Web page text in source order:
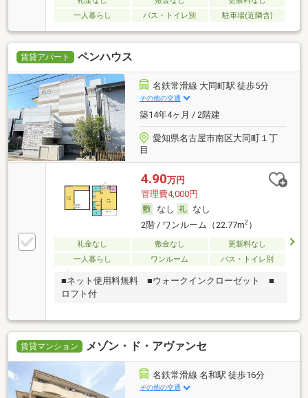
一人暮らし
バス・トイレ別 駐車場(近隣含)
賃貸アパート ペンハウス
名鉄常滑線 大同町駅 徒歩5分
その他の交通
築14年4ヶ月 / 2階建
愛知県名古屋市南区大同町１丁
目
4.90万円
管理費4,000円
なし
なし
2階 / ワンルーム（22.77m2）
礼金なし 敷金なし
更新料なし
一人暮らし
ワンルーム バス・トイレ別
■ネット使用料無料 ■ウォークインクローゼット ■
ロフト付
賃貸マンション メゾン・ド・アヴァンセ
名鉄常滑線 名和駅 徒歩16分
その他の交通